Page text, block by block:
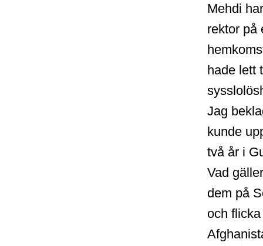
Mehdi
rektor på
hade lett
Jag
kunde
två år i
Vad
dem på
och